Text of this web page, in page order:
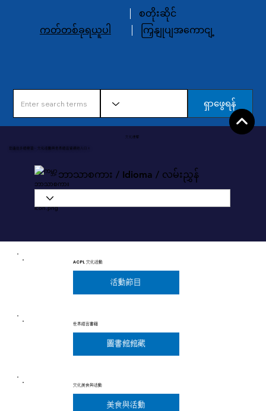
စတိုးဆိုင်
ကတ်တစ်ခုရယူပါ
ကြှနျုပျအကောငျ့
ရှာဖွေရန်
文化連繫
您通往多語學習、文化活動與世界語言資源的入口！
ဘာသာစကား / Idioma / လမ်းညွှန်
ACPL 文化活動
活動節目
世界語言書籍
圖書館館藏
文化美食與活動
美食與活動